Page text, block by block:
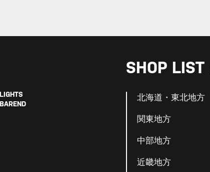
LIGHTS
BAREND
SHOP LIST
北海道・東北地方
関東地方
中部地方
近畿地方